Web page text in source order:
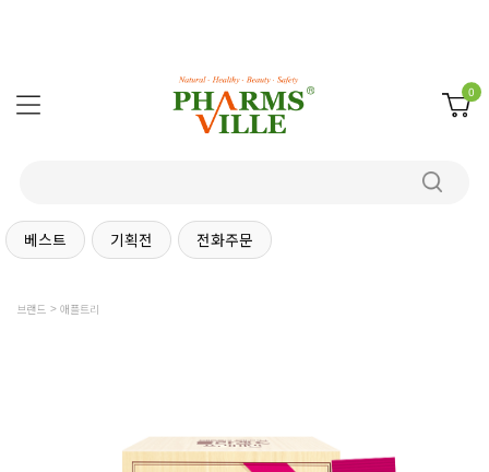
0
베스트 기획전 전화주문
브랜드 애플트리